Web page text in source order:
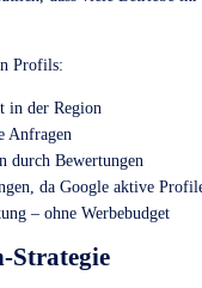
Profils:
in der Region
Anfragen
durch Bewertungen
da Google aktive
– ohne Werbebudget
Strategie